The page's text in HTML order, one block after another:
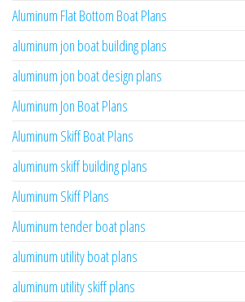
Aluminum Flat Bottom Boat Plans
aluminum jon boat building plans
aluminum jon boat design plans
Aluminum Jon Boat Plans
Aluminum Skiff Boat Plans
aluminum skiff building plans
Aluminum Skiff Plans
Aluminum tender boat plans
aluminum utility boat plans
aluminum utility skiff plans